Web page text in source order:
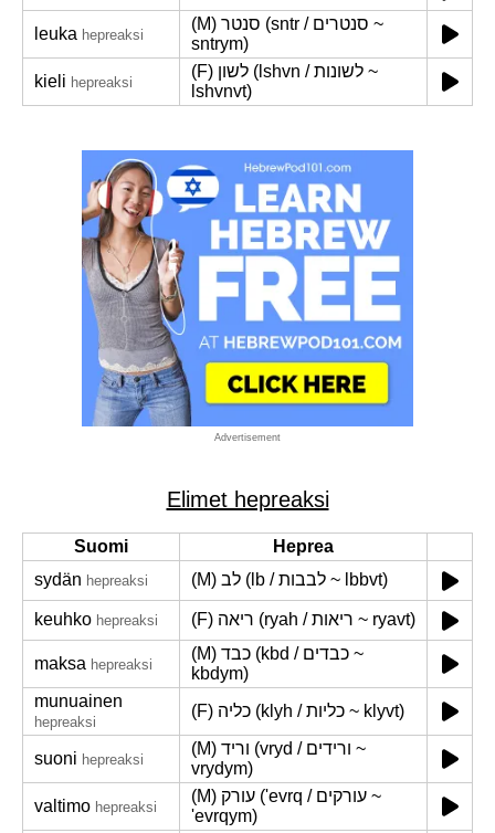
leuka hepreaksi
(M) סנטר (sntr / סנטרים ~
sntrym)
kieli hepreaksi
(F) לשון (lshvn / לשונות ~
lshvnvt)
Advertisement
Elimet hepreaksi
Suomi
Heprea
sydän hepreaksi (M) לב (lb / לבבות ~ lbbvt)
keuhko hepreaksi (F) ריאה (ryah / ריאות ~ ryavt)
maksa hepreaksi
(M) כבד (kbd / כבדים ~
kbdym)
munuainen
hepreaksi
(F) כליה (klyh / כליות ~ klyvt)
suoni hepreaksi
(M) וריד (vryd / ורידים ~
vrydym)
valtimo hepreaksi
(M) עורק ('evrq / עורקים ~
'evrqym)